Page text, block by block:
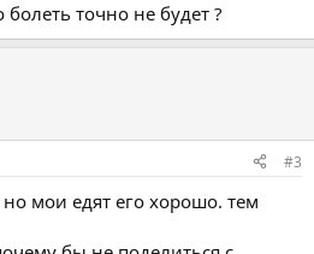
болеть точно не будет ?
#3
мои едят его хорошо. тем